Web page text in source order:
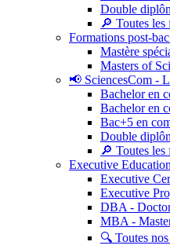
Double
🔎 Toutes les
Formations post-
Mastère
Masters of
📢 SciencesCom -
Bachelor en
Bachelor en
Bac+5 en
Double
🔎 Toutes les
Executive
Executive
Executive
DBA -
MBA -
🔍 Toutes